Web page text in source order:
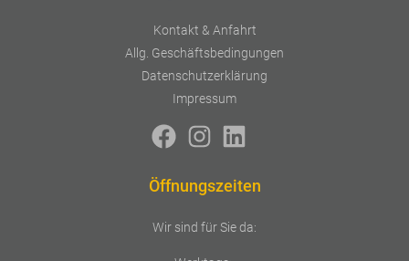
Kontakt & Anfahrt
Allg. Geschäftsbedingungen
Datenschutzerklärung
Impressum
Öffnungszeiten
Wir sind für Sie da: